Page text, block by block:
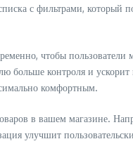
с фильтрами, который
чтобы
больше контроля и
комфортным.
в вашем магазине.
улучшит